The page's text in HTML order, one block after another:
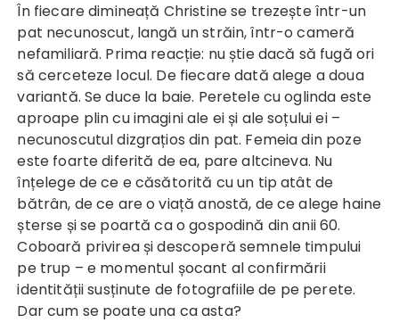
În fiecare dimineață Christine se trezește într-un
pat necunoscut, langă un străin, într-o cameră
nefamiliară. Prima reacție: nu știe dacă să fugă ori
să cerceteze locul. De fiecare dată alege a doua
variantă. Se duce la baie. Peretele cu oglinda este
aproape plin cu imagini ale ei și ale soțului ei –
necunoscutul dizgrațios din pat. Femeia din poze
este foarte diferită de ea, pare altcineva. Nu
înțelege de ce e căsătorită cu un tip atât de
bătrân, de ce are o viață anostă, de ce alege haine
șterse și se poartă ca o gospodină din anii 60.
Coboară privirea și descoperă semnele timpului
pe trup – e momentul șocant al confirmării
identității susținute de fotografiile de pe perete.
Dar cum se poate una ca asta?